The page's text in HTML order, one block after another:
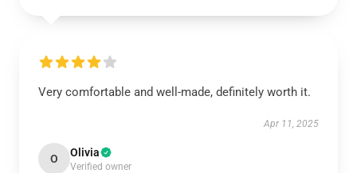
Very comfortable and well-made, definitely worth it.
Apr 11, 2025
O Olivia
Verified owner